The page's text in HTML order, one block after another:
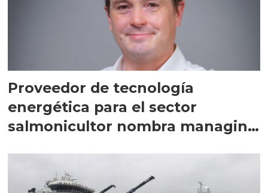
Proveedor de tecnología
energética para el sector
salmonicultor nombra managing